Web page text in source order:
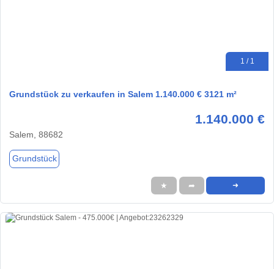
1 / 1
Grundstück zu verkaufen in Salem 1.140.000 € 3121 m²
1.140.000 €
Salem, 88682
Grundstück
★ ➦ ➜